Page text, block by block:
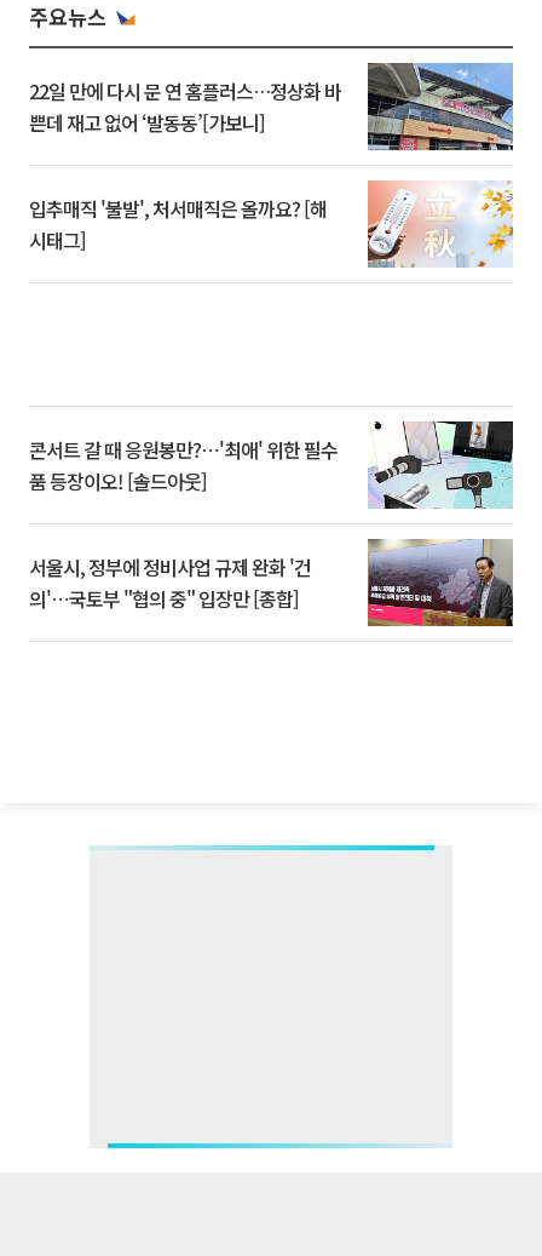
주요뉴스
22일 만에 다시 문 연 홈플러스…정상화 바
쁜데 재고 없어 ‘발동동’[가보니]
입추매직 '불발', 처서매직은 올까요? [해
시태그]
콘서트 갈 때 응원봉만?⋯'최애' 위한 필수
품 등장이오! [솔드아웃]
서울시, 정부에 정비사업 규제 완화 '건
의'⋯국토부 "협의 중" 입장만 [종합]